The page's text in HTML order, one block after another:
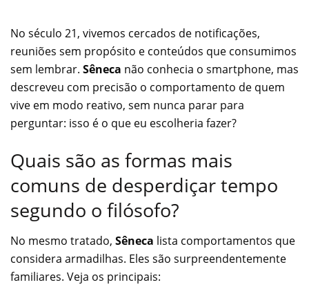
No século 21, vivemos cercados de notificações,
reuniões sem propósito e conteúdos que consumimos
sem lembrar. Sêneca não conhecia o smartphone, mas
descreveu com precisão o comportamento de quem
vive em modo reativo, sem nunca parar para
perguntar: isso é o que eu escolheria fazer?
Quais são as formas mais
comuns de desperdiçar tempo
segundo o filósofo?
No mesmo tratado, Sêneca lista comportamentos que
considera armadilhas. Eles são surpreendentemente
familiares. Veja os principais: